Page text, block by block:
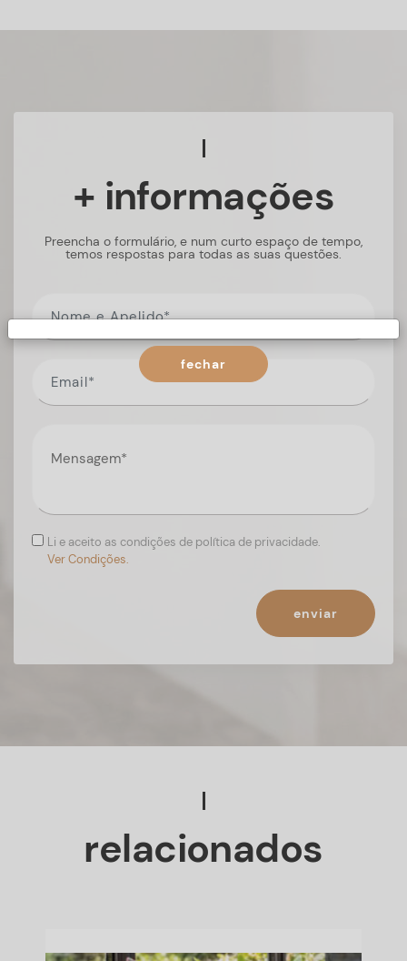
+ informações
Preencha o formulário, e num curto espaço de tempo,
temos respostas para todas as suas questões.
Li e aceito as condições de política de privacidade.
Ver Condições.
enviar
relacionados
fechar